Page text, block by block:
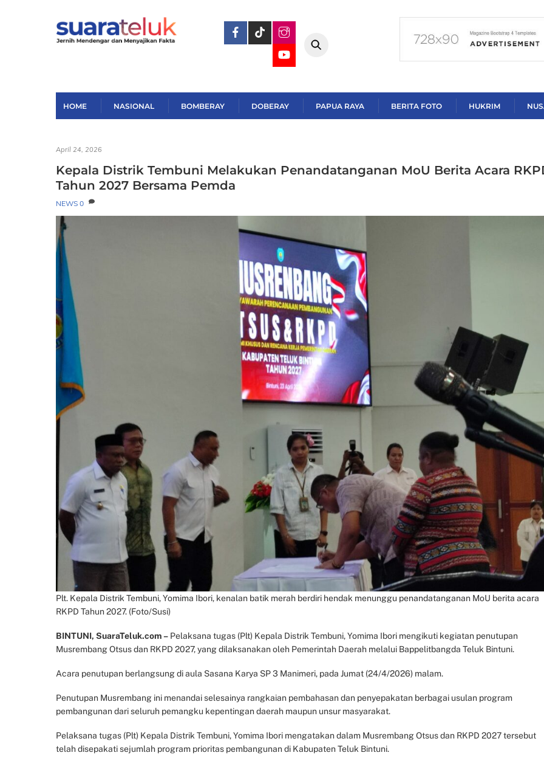
HOME NASIONAL BOMBERAY DOBERAY PAPUA RAYA BERITA FOTO HUKRIM
April 24, 2026
Kepala Distrik Tembuni Melakukan Penandatanganan MoU Berita Acara
Tahun 2027 Bersama Pemda
NEWS 0
Plt. Kepala Distrik Tembuni, Yomima Ibori, kenalan batik merah berdiri hendak menunggu penandatanganan MoU berita acara
RKPD Tahun 2027. (Foto/Susi)
BINTUNI, SuaraTeluk.com – Pelaksana tugas (Plt) Kepala Distrik Tembuni, Yomima Ibori mengikuti kegiatan penutupan
Musrembang Otsus dan RKPD 2027, yang dilaksanakan oleh Pemerintah Daerah melalui Bappelitbangda Teluk Bintuni.
Acara penutupan berlangsung di aula Sasana Karya SP 3 Manimeri, pada Jumat (24/4/2026) malam.
Penutupan Musrembang ini menandai selesainya rangkaian pembahasan dan penyepakatan berbagai usulan program
pembangunan dari seluruh pemangku kepentingan daerah maupun unsur masyarakat.
Pelaksana tugas (Plt) Kepala Distrik Tembuni, Yomima Ibori mengatakan dalam Musrembang Otsus dan RKPD 2027 tersebut
telah disepakati sejumlah program prioritas pembangunan di Kabupaten Teluk Bintuni.